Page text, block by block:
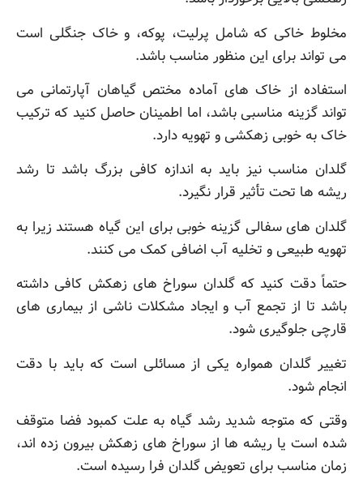
مخلوط خاکی که شامل پرلیت، پوکه، و خاک جنگلی است
می تواند برای این منظور مناسب باشد.
استفاده از خاک های آماده مختص گیاهان آپارتمانی می
تواند گزینه مناسبی باشد، اما اطمینان حاصل کنید که ترکیب
خاک به خوبی زهکشی و تهویه دارد.
گلدان مناسب نیز باید به اندازه کافی بزرگ باشد تا رشد
ریشه ها تحت تأثیر قرار نگیرد.
گلدان های سفالی گزینه خوبی برای این گیاه هستند زیرا به
تهویه طبیعی و تخلیه آب اضافی کمک می کنند.
حتماً دقت کنید که گلدان سوراخ های زهکش کافی داشته
باشد تا از تجمع آب و ایجاد مشکلات ناشی از بیماری های
قارچی جلوگیری شود.
تغییر گلدان همواره یکی از مسائلی است که باید با دقت
انجام شود.
وقتی که متوجه شدید رشد گیاه به علت کمبود فضا متوقف
شده است یا ریشه ها از سوراخ های زهکش بیرون زده اند،
زمان مناسب برای تعویض گلدان فرا رسیده است.